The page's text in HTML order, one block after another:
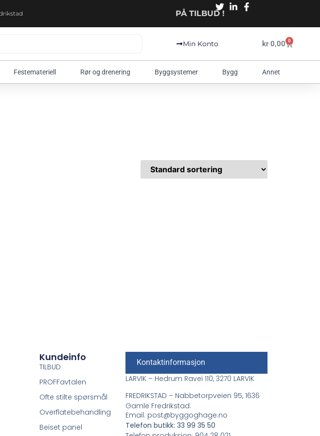
PÅ TILBUD !
Min Konto kr0,00 0
Festemateriell Rør og drenering Byggsystemer Bygg Annet
Kundeinfo
TILBUD
PROFFavtalen
Ofte stilte spørsmål
Overflatebehandling
Beiset panel
Kontaktinformasjon
LARVIK – Hedrum Ravei 110, 3270 LARVIK
FREDRIKSTAD – Nabbetorpveien 95, 1636
Gamle Fredrikstad.
Email: post@byggoghage.no
Telefon butikk: 33 99 35 50